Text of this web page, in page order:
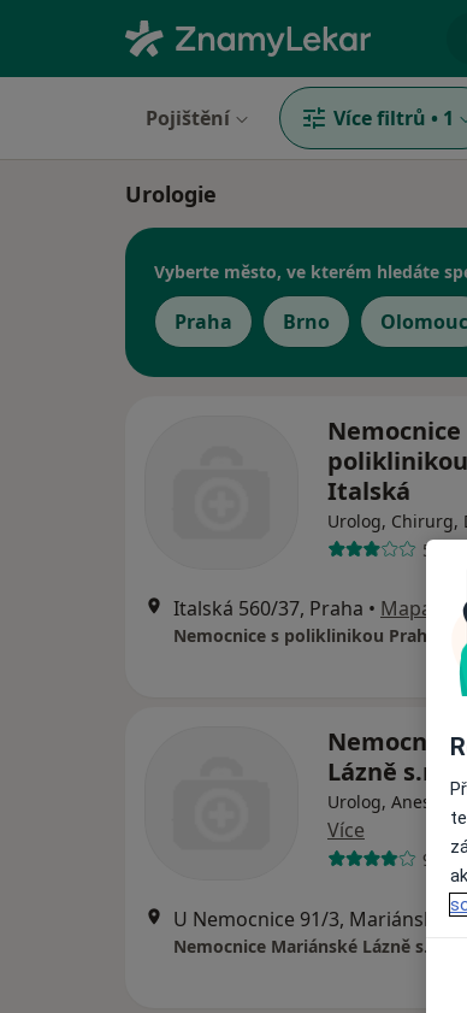
Pojištění Více filtrů • 1
Urologie
Vyberte město, ve kterém hledáte
Praha Brno Olomouc
Nemocnice
Italská
Urolog, Chirurg,
55
Italská 560/37, Praha • Mapa
Nemocnice s poliklinikou Praha
Lázně s.r.o.
Urolog,
Více
9
U Nemocnice 91/3, Mariánské
Nemocnice Mariánské Lázně s.r.o.